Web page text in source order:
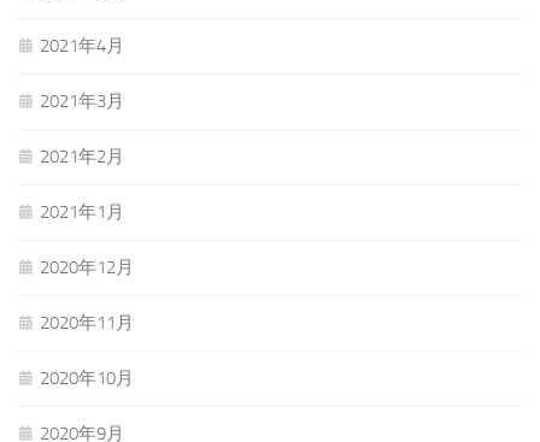
2021年4月
2021年3月
2021年2月
2021年1月
2020年12月
2020年11月
2020年10月
2020年9月